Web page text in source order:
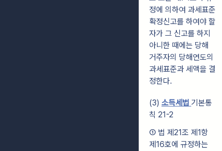
정에 의하여 과세표준
확정신고를 하여야 할
자가 그 신고를 하지
아니한 때에는 당해
거주자의 당해연도의
과세표준과 세액을 결
정한다.
(3) 소득세법 기본통
칙 21-2
① 법 제21조 제1항
제16호에 규정하는